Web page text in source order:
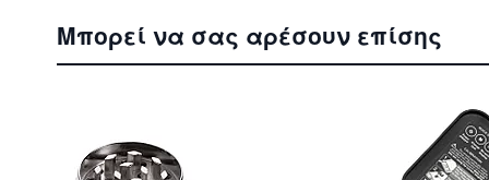
αρχή
της
Μπορεί να σας αρέσουν επίσης